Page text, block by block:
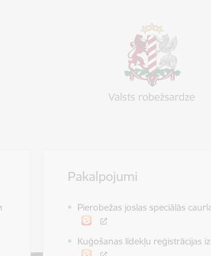
Pakalpojumi
Pierobežas joslas speciālās
Kuģošanas līdekļu reģistrācijas